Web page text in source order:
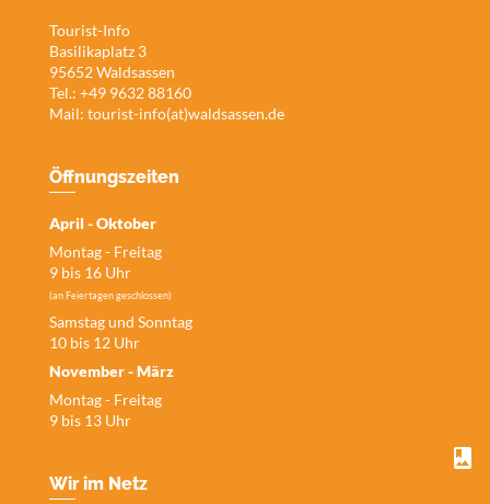
Tourist-Info
Basilikaplatz 3
95652 Waldsassen
Tel.: +49 9632 88160
Mail: tourist-info(at)waldsassen.de
Öffnungszeiten
April - Oktober
Montag - Freitag
9 bis 16 Uhr
(an Feiertagen geschlossen)
Samstag und Sonntag
10 bis 12 Uhr
November - März
Montag - Freitag
9 bis 13 Uhr
Wir im Netz